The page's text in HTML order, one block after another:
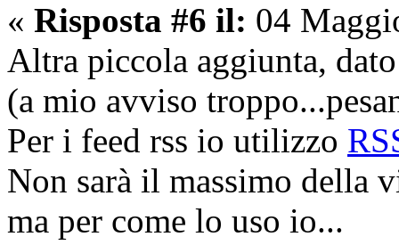
« Risposta #6 il: 04
Altra piccola aggiunta,
(a mio avviso
Per i feed rss io utilizzo
Non sarà il massimo della
ma per come lo uso io...